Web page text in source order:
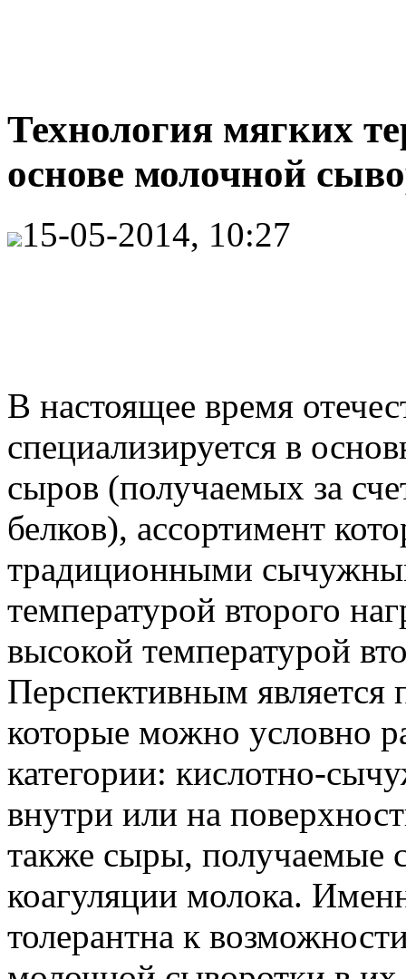
Технология мягких
основе молочной
15-05-2014, 10:27
В настоящее время
специализируется в
сыров (получаемых за
белков), ассортимент
традиционными
температурой второго
высокой температурой
Перспективным является
которые можно условно
категории: кислотно-
внутри или на
также сыры, получаемые
коагуляции молока.
толерантна к